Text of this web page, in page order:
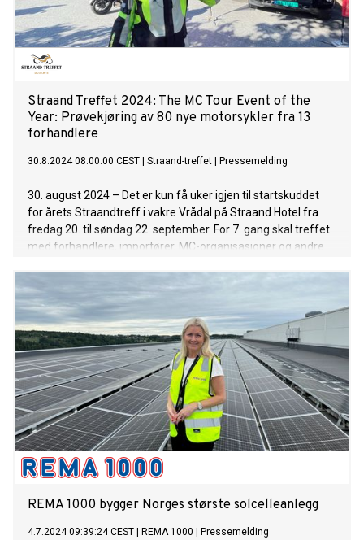
Straand Treffet 2024: The MC Tour Event of the
Year: Prøvekjøring av 80 nye motorsykler fra 13
forhandlere
30.8.2024 08:00:00 CEST Straand-treffet Pressemelding
30. august 2024 – Det er kun få uker igjen til startskuddet
for årets Straandtreff i vakre Vrådal på Straand Hotel fra
fredag 20. til søndag 22. september. For 7. gang skal treffet
med forhandlere, importører, MC-organisasjoner og andre
REMA 1000 bygger Norges største solcelleanlegg
4.7.2024 09:39:24 CEST REMA 1000 Pressemelding